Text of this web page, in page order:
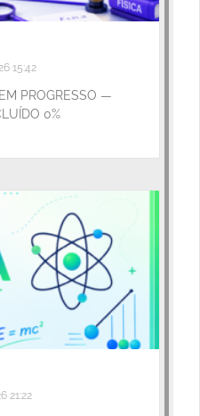
15:42
PROGRESSO —
0%
21:22